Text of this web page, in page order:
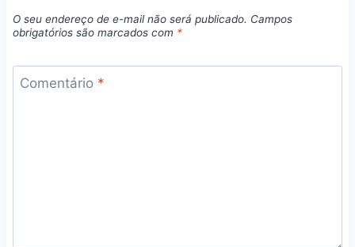
O seu endereço de e-mail não será publicado. Campos
obrigatórios são marcados com *
Comentário *